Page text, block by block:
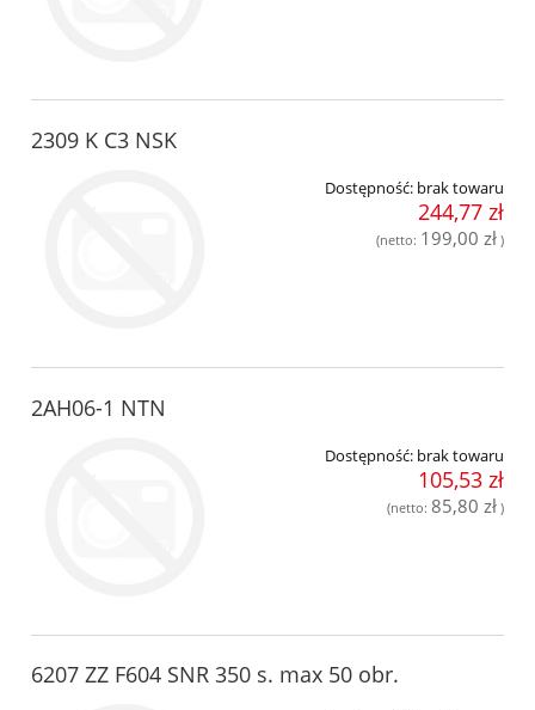
2309 K C3 NSK
Dostępność: brak towaru
244,77 zł
(netto: 199,00 zł )
2AH06-1 NTN
Dostępność: brak towaru
105,53 zł
(netto: 85,80 zł )
6207 ZZ F604 SNR 350 s. max 50 obr.